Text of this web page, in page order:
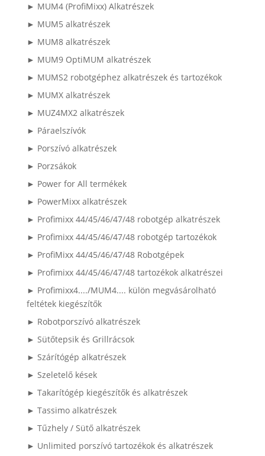
► MUM4 (ProfiMixx) Alkatrészek
► MUM5 alkatrészek
► MUM8 alkatrészek
► MUM9 OptiMUM alkatrészek
► MUMS2 robotgéphez alkatrészek és tartozékok
► MUMX alkatrészek
► MUZ4MX2 alkatrészek
► Páraelszívók
► Porszívó alkatrészek
► Porzsákok
► Power for All termékek
► PowerMixx alkatrészek
► Profimixx 44/45/46/47/48 robotgép alkatrészek
► Profimixx 44/45/46/47/48 robotgép tartozékok
► ProfiMixx 44/45/46/47/48 Robotgépek
► Profimixx 44/45/46/47/48 tartozékok alkatrészei
► Profimixx4..../MUM4.... külön megvásárolható
feltétek kiegészítők
► Robotporszívó alkatrészek
► Sütőtepsik és Grillrácsok
► Szárítógép alkatrészek
► Szeletelő kések
► Takarítógép kiegészítők és alkatrészek
► Tassimo alkatrészek
► Tűzhely / Sütő alkatrészek
► Unlimited porszívó tartozékok és alkatrészek